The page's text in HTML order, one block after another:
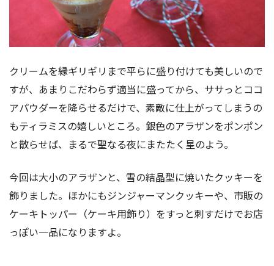
クリームを縁ギリギリまで平らに盛り付けても美しいので
すが、あまりこだわらず適当に盛ってから、ササっとココ
アパウダーを降らせるだけで、素敵に仕上がってしまうの
もティラミスの嬉しいところ。銀色のアラザンをポンポン
と散らせば、まるで聖なる夜にまたたく星のよう。
今回は大小のアラザンと、雪の結晶型に焼いたクッキーを
飾りました。ほかにもジンジャーマンクッキーや、市販の
ケーキトッパー（ケーキ用飾り）をすっと刺すだけでお店
っぽい一品になりますよ。